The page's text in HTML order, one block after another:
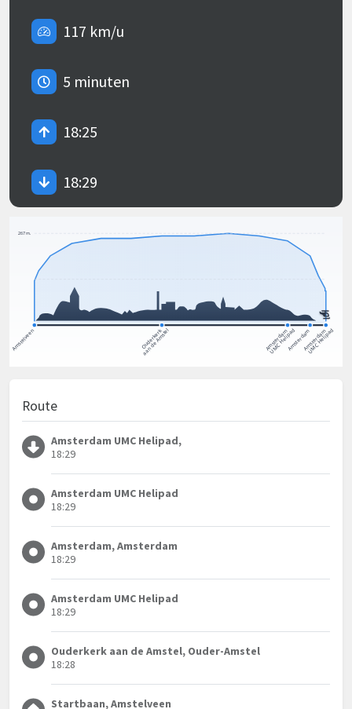
117 km/u
5 minuten
18:25
18:29
Route
Amsterdam UMC Helipad,
18:29
Amsterdam UMC Helipad
18:29
Amsterdam, Amsterdam
18:29
Amsterdam UMC Helipad
18:29
Ouderkerk aan de Amstel, Ouder-Amstel
18:28
Startbaan, Amstelveen